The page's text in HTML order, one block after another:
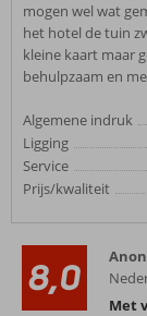
mogen wel wat
het hotel de tuin
kleine kaart maar
behulpzaam en
Algemene indruk
Ligging
Service
Prijs/kwaliteit
8,0
Met